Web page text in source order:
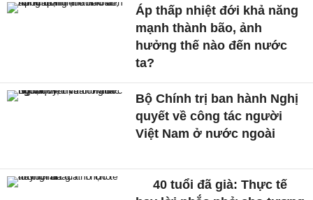
Áp thấp nhiệt đới khả năng
mạnh thành bão, ảnh
hưởng thế nào đến nước
ta?
Bộ Chính trị ban hành Nghị
quyết về công tác người
Việt Nam ở nước ngoài
40 tuổi đã già: Thực tế